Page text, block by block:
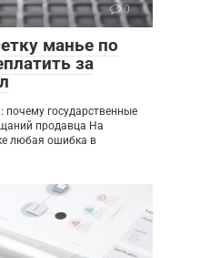
0
манье по
за
почему государственные
продавца На
любая ошибка в